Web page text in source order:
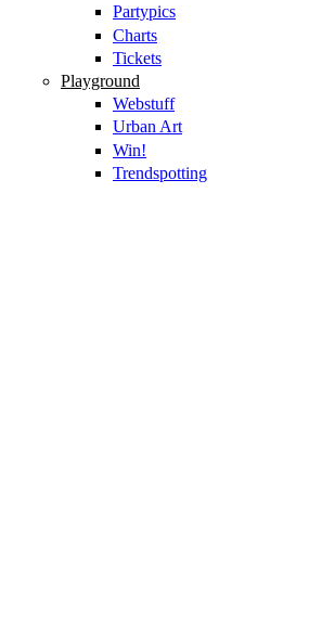
Partypics
Charts
Tickets
Playground
Webstuff
Urban Art
Win!
Trendspotting